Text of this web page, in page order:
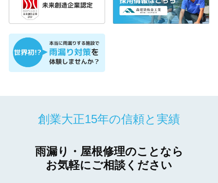
創業大正15年の信頼と実績
雨漏り・屋根修理のことなら
お気軽にご相談ください